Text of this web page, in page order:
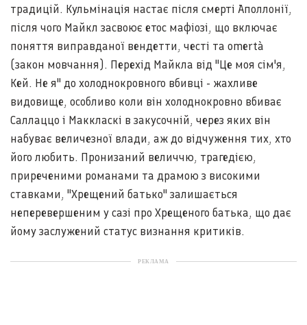
традицій. Кульмінація настає після смерті Аполлонії,
після чого Майкл засвоює етос мафіозі, що включає
поняття виправданої вендетти, честі та omertà
(закон мовчання). Перехід Майкла від "Це моя сім'я,
Кей. Не я" до холоднокровного вбивці - жахливе
видовище, особливо коли він холоднокровно вбиває
Саллаццо і Маккласкі в закусочній, через яких він
набуває величезної влади, аж до відчуження тих, хто
його любить. Пронизаний величчю, трагедією,
приреченими романами та драмою з високими
ставками, "Хрещений батько" залишається
неперевершеним у сазі про Хрещеного батька, що дає
йому заслужений статус визнання критиків.
РЕКЛАМА